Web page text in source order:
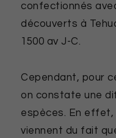
confectionnés
découverts à
1500 av J-C.
Cependant, pour
on constate une
espèces. En effet,
viennent du fait